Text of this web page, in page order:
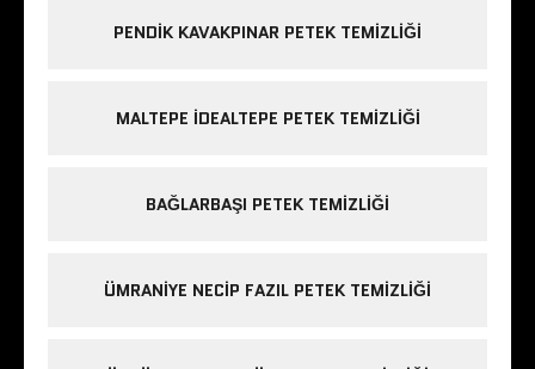
PENDIK KAVAKPINAR PETEK TEMIZLIĞI
MALTEPE IDEALTEPE PETEK TEMIZLIĞI
BAĞLARBAŞI PETEK TEMIZLIĞI
ÜMRANIYE NECIP FAZIL PETEK TEMIZLIĞI